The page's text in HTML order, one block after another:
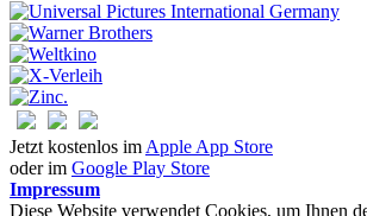
Jetzt kostenlos im Apple App Store
oder im Google Play Store
Impressum
Diese Website verwendet Cookies, um Ihnen